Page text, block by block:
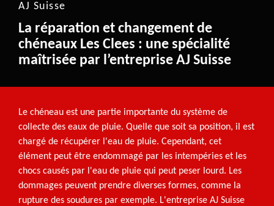
AJ Suisse
La réparation et changement de
chéneaux Les Clees : une spécialité
maîtrisée par l’entreprise AJ Suisse
Le chéneau est une partie importante du système de
collecte des eaux de pluie. Quelle que soit sa position, il est
chargé de récupérer l'eau de pluie. Cependant, cet
élément peut être endommagé par les intempéries et les
chocs causés par l'eau de pluie qui peut peser lourd. Les
dommages peuvent prendre diverses formes, comme la
rupture des soudures par exemple. L'entreprise AJ Suisse